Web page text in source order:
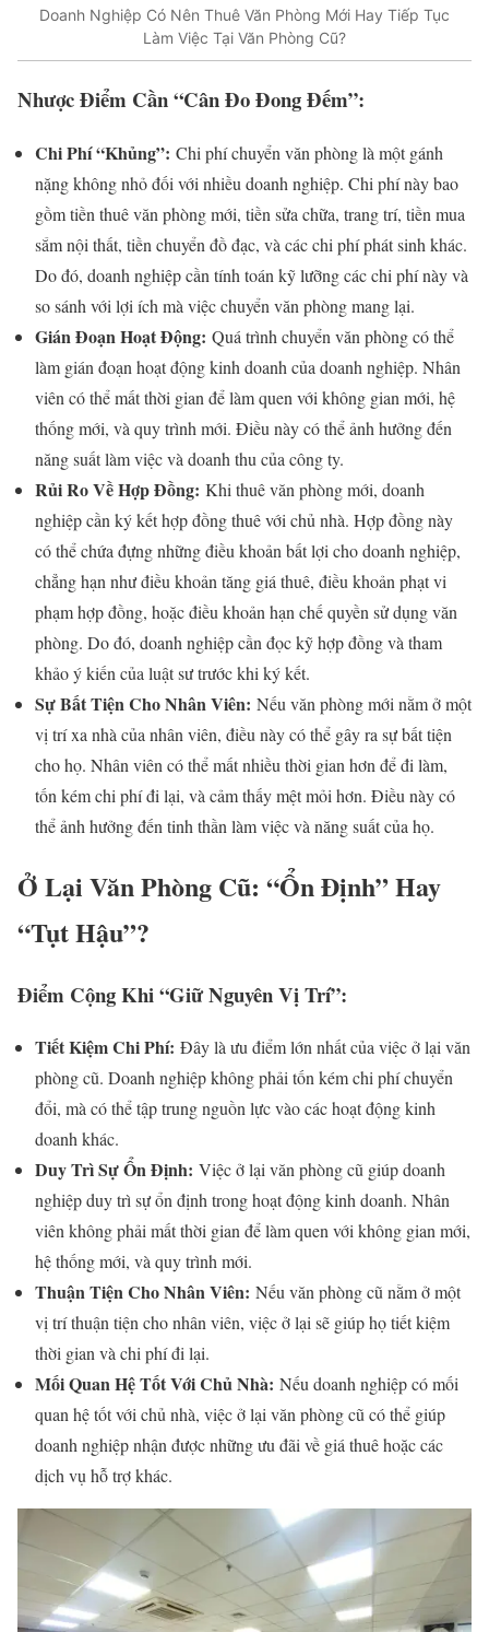
Doanh Nghiệp Có Nên Thuê Văn Phòng Mới Hay Tiếp Tục
Làm Việc Tại Văn Phòng Cũ?
Nhược Điểm Cần “Cân Đo Đong Đếm”:
Chi Phí “Khủng”: Chi phí chuyển văn phòng là một gánh
nặng không nhỏ đối với nhiều doanh nghiệp. Chi phí này bao
gồm tiền thuê văn phòng mới, tiền sửa chữa, trang trí, tiền mua
sắm nội thất, tiền chuyển đồ đạc, và các chi phí phát sinh khác.
Do đó, doanh nghiệp cần tính toán kỹ lưỡng các chi phí này và
so sánh với lợi ích mà việc chuyển văn phòng mang lại.
Gián Đoạn Hoạt Động: Quá trình chuyển văn phòng có thể
làm gián đoạn hoạt động kinh doanh của doanh nghiệp. Nhân
viên có thể mất thời gian để làm quen với không gian mới, hệ
thống mới, và quy trình mới. Điều này có thể ảnh hưởng đến
năng suất làm việc và doanh thu của công ty.
Rủi Ro Về Hợp Đồng: Khi thuê văn phòng mới, doanh
nghiệp cần ký kết hợp đồng thuê với chủ nhà. Hợp đồng này
có thể chứa đựng những điều khoản bất lợi cho doanh nghiệp,
chẳng hạn như điều khoản tăng giá thuê, điều khoản phạt vi
phạm hợp đồng, hoặc điều khoản hạn chế quyền sử dụng văn
phòng. Do đó, doanh nghiệp cần đọc kỹ hợp đồng và tham
khảo ý kiến của luật sư trước khi ký kết.
Sự Bất Tiện Cho Nhân Viên: Nếu văn phòng mới nằm ở một
vị trí xa nhà của nhân viên, điều này có thể gây ra sự bất tiện
cho họ. Nhân viên có thể mất nhiều thời gian hơn để đi làm,
tốn kém chi phí đi lại, và cảm thấy mệt mỏi hơn. Điều này có
thể ảnh hưởng đến tinh thần làm việc và năng suất của họ.
Ở Lại Văn Phòng Cũ: “Ổn Định” Hay
“Tụt Hậu”?
Điểm Cộng Khi “Giữ Nguyên Vị Trí”:
Tiết Kiệm Chi Phí: Đây là ưu điểm lớn nhất của việc ở lại văn
phòng cũ. Doanh nghiệp không phải tốn kém chi phí chuyển
đổi, mà có thể tập trung nguồn lực vào các hoạt động kinh
doanh khác.
Duy Trì Sự Ổn Định: Việc ở lại văn phòng cũ giúp doanh
nghiệp duy trì sự ổn định trong hoạt động kinh doanh. Nhân
viên không phải mất thời gian để làm quen với không gian mới,
hệ thống mới, và quy trình mới.
Thuận Tiện Cho Nhân Viên: Nếu văn phòng cũ nằm ở một
vị trí thuận tiện cho nhân viên, việc ở lại sẽ giúp họ tiết kiệm
thời gian và chi phí đi lại.
Mối Quan Hệ Tốt Với Chủ Nhà: Nếu doanh nghiệp có mối
quan hệ tốt với chủ nhà, việc ở lại văn phòng cũ có thể giúp
doanh nghiệp nhận được những ưu đãi về giá thuê hoặc các
dịch vụ hỗ trợ khác.